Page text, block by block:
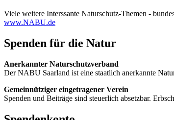
Viele weitere Interssante Naturschutz-Themen -
www.NABU.de
Spenden für die Natur
Anerkannter Naturschutzverband
Der NABU Saarland ist eine staatlich anerkannte
Gemeinnütziger eingetragener Verein
Spenden und Beiträge sind steuerlich absetzbar.